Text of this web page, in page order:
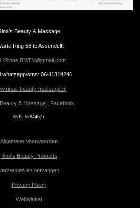
Beauty & Massage
Ring 58 te Assendelft
Rinas.BMTM@gmail.com
whatsapp/sms: 06-11314246
beauty-massage.nl
& Massage | Facebook
KvK: 67844677
Algemene Voorwaarden
Rina's Beauty Products
en ontvangen
Privacy Policy
Webwinkel